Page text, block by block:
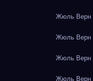
Жюль Верн
Жюль Верн
Жюль Верн
Жюль Верн